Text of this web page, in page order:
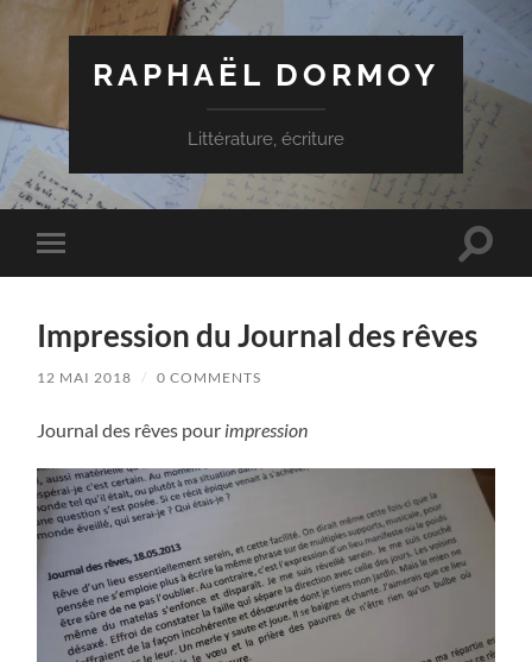
RAPHAËL DORMOY
Littérature, écriture
Toggle
mobile
Toggle
Impression du Journal des rêves
12 MAI 2018 / 0 COMMENTS
Journal des rêves pour impression